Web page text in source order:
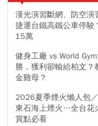
漢光演習斷網、防空
捷運台鐵高鐵公車停駛
15萬
健身工廠 vs World
勝，獲利卻輸給柏文
金雞母？
2026夏季煙火懶人包
東石海上煙火…全台花
賞點必看